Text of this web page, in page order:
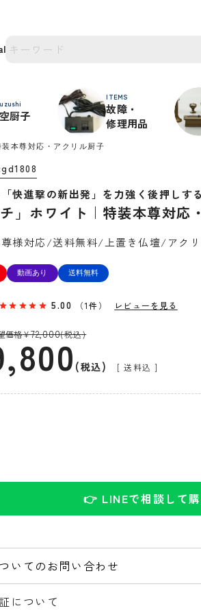
厨子
ITEMS
故障・
修理用品
装本尊対応・アクリル厨子
gd1808
快進撃の新出発」を力強く後押しす
チ」ホワイト｜特装本尊対応
様対応/送料無料/上置き仏壇/アク
動画あり 送料無料
5.00 （1件） レビューを見る
価格¥72,000(税込)
税込 送料込
👉 LINEで相談して
いてのお問い合わせ
について